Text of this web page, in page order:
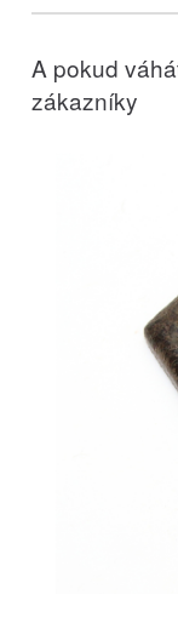
A pokud
zákazníky